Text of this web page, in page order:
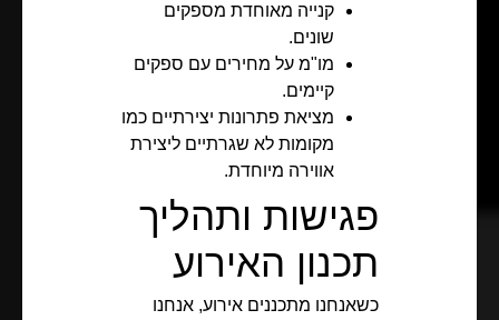
קנייה מאוחדת מספקים
שונים.
מו"מ על מחירים עם ספקים
קיימים.
מציאת פתרונות יצירתיים כמו
מקומות לא שגרתיים ליצירת
אווירה מיוחדת.
פגישות ותהליך
תכנון האירוע
כשאנחנו מתכננים אירוע, אנחנו